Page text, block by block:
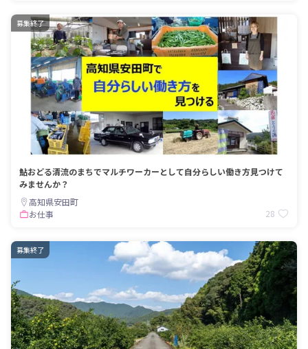
募集終了
鮎おどる清流のまちでマルチワーカーとして自分らしい働き方見つけて
みませんか？
高知県安田町
お仕事
28
募集終了